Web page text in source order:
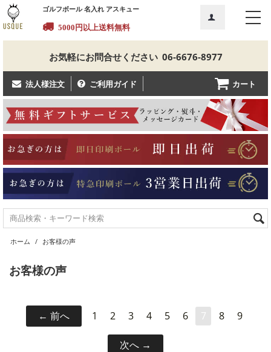
ゴルフボール 名入れ アスキュー
5000円以上送料無料
お気軽にお問合せください 06-6676-8977
法人様注文 ご利用ガイド カート
ホーム / お客様の声
お客様の声
前へ 1 2 3 4 5 6 7 8 9
次へ